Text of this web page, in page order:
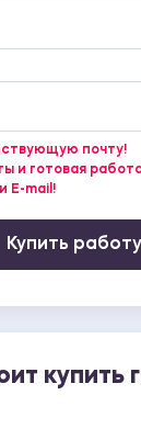
почту!
и готовая
E-mail!
Купить работу
купить